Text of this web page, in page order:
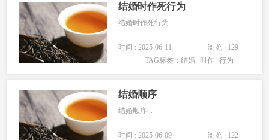
结婚时作死行为
结婚时作死行为...
时间 : 2025-06-11
浏览 : 129
TAG标签：结婚 时作 行为
结婚顺序
结婚顺序...
时间 : 2025-06-09
浏览 : 122